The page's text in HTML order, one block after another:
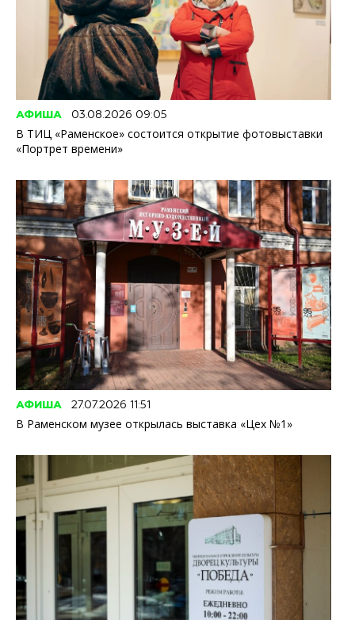
АФИША 03.08.2026 09:05
В ТИЦ «Раменское» состоится открытие фотовыставки
«Портрет времени»
АФИША 27.07.2026 11:51
В Раменском музее открылась выставка «Цех №1»